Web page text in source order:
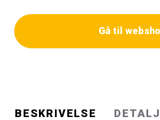
Gå til
BESKRIVELSE